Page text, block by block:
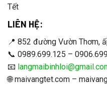
Tết
LIÊN HỆ:
📍 852 đường Vườn Thơm,
📞 0989.699.125 –
📧
🌐 maivangtet.com –